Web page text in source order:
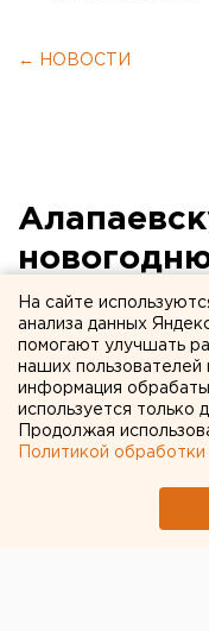
← НОВОСТИ
на новую
На сайте
анализа данных
помогают улучшать
наших пользователей
информация
используется только
Продолжая
Политикой